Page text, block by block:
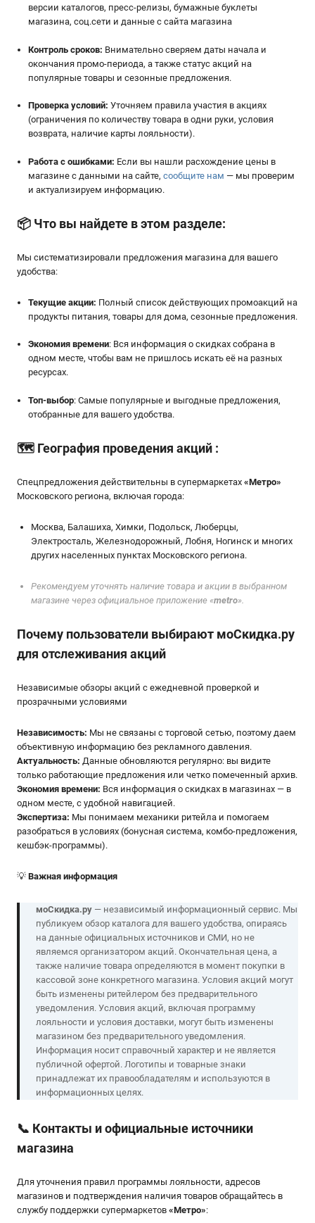
версии каталогов, пресс-релизы, бумажные буклеты
магазина, соц.сети и данные с сайта магазина
Контроль сроков: Внимательно сверяем даты начала и
окончания промо-периода, а также статус акций на
популярные товары и сезонные предложения.
Проверка условий: Уточняем правила участия в акциях
(ограничения по количеству товара в одни руки, условия
возврата, наличие карты лояльности).
Работа с ошибками: Если вы нашли расхождение цены в
магазине с данными на сайте,сообщите нам — мы проверим
и актуализируем информацию.
📦 Что вы найдете в этом разделе:
Мы систематизировали предложения магазина для вашего
удобства:
Текущие акции: Полный список действующих промоакций на
продукты питания, товары для дома, сезонные предложения.
Экономия времени: Вся информация о скидках собрана в
одном месте, чтобы вам не пришлось искать её на разных
ресурсах.
Топ-выбор: Самые популярные и выгодные предложения,
отобранные для вашего удобства.
🗺️ География проведения акций :
Спецпредложения действительны в супермаркетах «Метро»
Московского региона, включая города:
Москва, Балашиха, Химки, Подольск, Люберцы,
Электросталь, Железнодорожный, Лобня, Ногинск и многих
других населенных пунктах Московского региона.
Рекомендуем уточнять наличие товара и акции в выбранном
магазине через официальное приложение «metro».
Почему пользователи выбирают мoСкидка.ру
для отслеживания акций
Независимые обзоры акций с ежедневной проверкой и
прозрачными условиями
Независимость: Мы не связаны с торговой сетью, поэтому даем
объективную информацию без рекламного давления.
Актуальность: Данные обновляются регулярно: вы видите
только работающие предложения или четко помеченный архив.
Экономия времени: Вся информация о скидках в магазинах — в
одном месте, с удобной навигацией.
Экспертиза: Мы понимаем механики ритейла и помогаем
разобраться в условиях (бонусная система, комбо-предложения,
кешбэк-программы).
💡 Важная информация
моСкидка.ру— независимый информационный сервис. Мы
публикуем обзор каталога для вашего удобства, опираясь
на данные официальных источников и СМИ, но не
являемся организатором акций. Окончательная цена, а
также наличие товара определяются в момент покупки в
кассовой зоне конкретного магазина. Условия акций могут
быть изменены ритейлером без предварительного
уведомления. Условия акций, включая программу
лояльности и условия доставки, могут быть изменены
магазином без предварительного уведомления.
Информация носит справочный характер и не является
публичной офертой. Логотипы и товарные знаки
принадлежат их правообладателям и используются в
информационных целях.
📞 Контакты и официальные источники
магазина
Для уточнения правил программы лояльности, адресов
магазинов и подтверждения наличия товаров обращайтесь в
службу поддержки супермаркетов «Метро»: